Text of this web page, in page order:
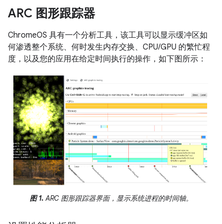
ARC 图形跟踪器
ChromeOS 具有一个分析工具，该工具可以显示缓冲区如
何渗透整个系统、何时发生内存交换、CPU/GPU 的繁忙程
度，以及您的应用在给定时间执行的操作，如下图所示：
图 1. ARC 图形跟踪器界面，显示系统进程的时间轴。